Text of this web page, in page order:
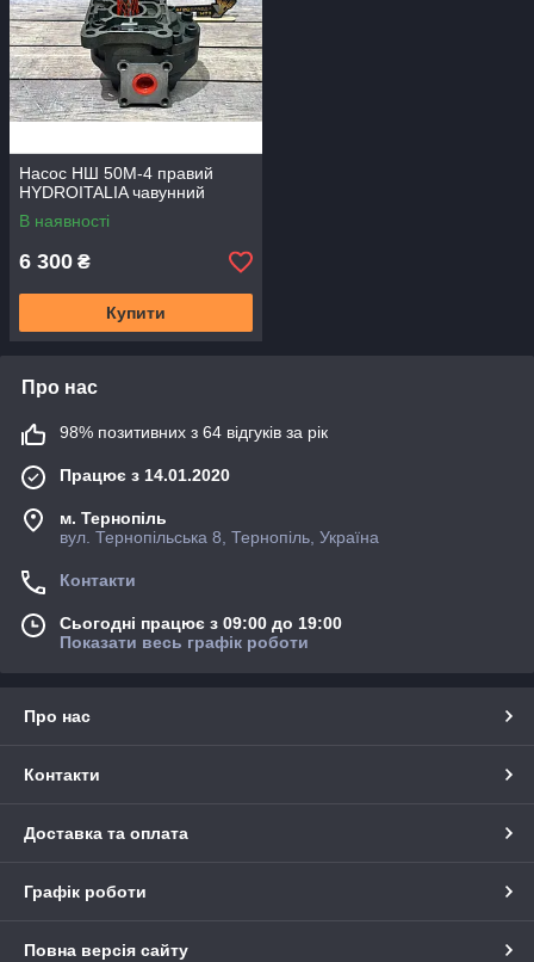
Насос НШ 50М-4 правий
HYDROITALIA чавунний
В наявності
6 300 ₴
Купити
Про нас
98% позитивних з 64 відгуків за рік
Працює з 14.01.2020
м. Тернопіль
вул. Тернопільська 8, Тернопіль, Україна
Контакти
Сьогодні працює з 09:00 до 19:00
Показати весь графік роботи
Про нас
Контакти
Доставка та оплата
Графік роботи
Повна версія сайту